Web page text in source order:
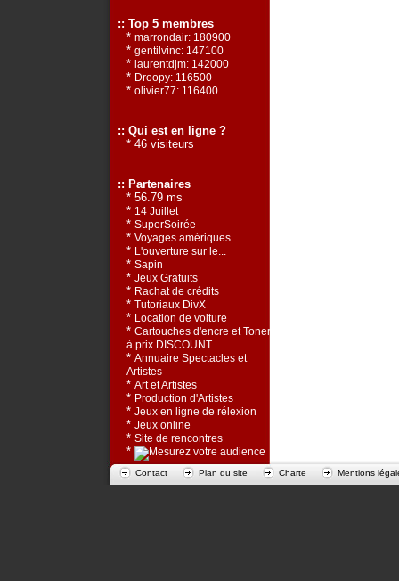
:: Top 5 membres
* marrondair: 180900
* gentilvinc: 147100
* laurentdjm: 142000
* Droopy: 116500
* olivier77: 116400
:: Qui est en ligne ?
* 46 visiteurs
:: Partenaires
* 56.79 ms
* 14 Juillet
* SuperSoirée
* Voyages amériques
* L'ouverture sur le...
* Sapin
* Jeux Gratuits
* Rachat de crédits
* Tutoriaux DivX
* Location de voiture
* Cartouches d'encre et Toners
à prix DISCOUNT
* Annuaire Spectacles et
Artistes
* Art et Artistes
* Production d'Artistes
* Jeux en ligne de rélexion
* Jeux online
* Site de rencontres
*
Contact Plan du site Charte Mentions